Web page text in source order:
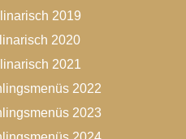
2019
2020
2021
2022
2023